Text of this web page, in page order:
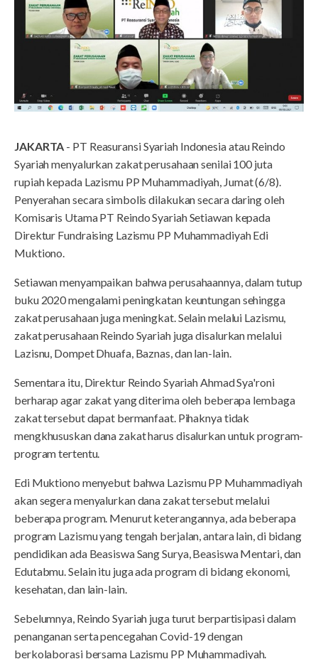
JAKARTA - PT Reasuransi Syariah Indonesia atau Reindo
Syariah menyalurkan zakat perusahaan senilai 100 juta
rupiah kepada Lazismu PP Muhammadiyah, Jumat (6/8).
Penyerahan secara simbolis dilakukan secara daring oleh
Komisaris Utama PT Reindo Syariah Setiawan kepada
Direktur Fundraising Lazismu PP Muhammadiyah Edi
Muktiono.
Setiawan menyampaikan bahwa perusahaannya, dalam tutup
buku 2020 mengalami peningkatan keuntungan sehingga
zakat perusahaan juga meningkat. Selain melalui Lazismu,
zakat perusahaan Reindo Syariah juga disalurkan melalui
Lazisnu, Dompet Dhuafa, Baznas, dan lan-lain.
Sementara itu, Direktur Reindo Syariah Ahmad Sya'roni
berharap agar zakat yang diterima oleh beberapa lembaga
zakat tersebut dapat bermanfaat. Pihaknya tidak
mengkhususkan dana zakat harus disalurkan untuk program-
program tertentu.
Edi Muktiono menyebut bahwa Lazismu PP Muhammadiyah
akan segera menyalurkan dana zakat tersebut melalui
beberapa program. Menurut keterangannya, ada beberapa
program Lazismu yang tengah berjalan, antara lain, di bidang
pendidikan ada Beasiswa Sang Surya, Beasiswa Mentari, dan
Edutabmu. Selain itu juga ada program di bidang ekonomi,
kesehatan, dan lain-lain.
Sebelumnya, Reindo Syariah juga turut berpartisipasi dalam
penanganan serta pencegahan Covid-19 dengan
berkolaborasi bersama Lazismu PP Muhammadiyah.